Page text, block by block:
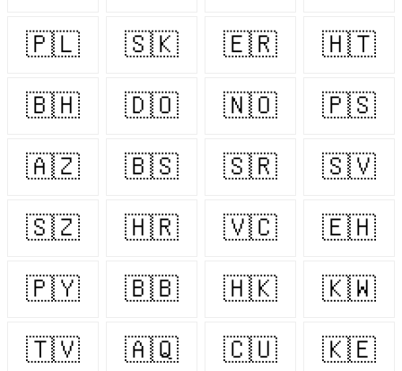
🇵🇱 🇸🇰 🇪🇷 🇭🇹
🇧🇭 🇩🇴 🇳🇴 🇵🇸
🇦🇿 🇧🇸 🇸🇷 🇸🇻
🇸🇿 🇭🇷 🇻🇨 🇪🇭
🇵🇾 🇧🇧 🇭🇰 🇰🇼
🇹🇻 🇦🇶 🇨🇺 🇰🇪